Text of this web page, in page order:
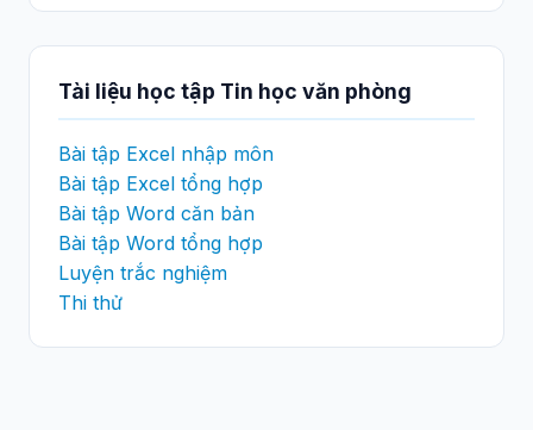
Tài liệu học tập Tin học văn phòng
Bài tập Excel nhập môn
Bài tập Excel tổng hợp
Bài tập Word căn bản
Bài tập Word tổng hợp
Luyện trắc nghiệm
Thi thử